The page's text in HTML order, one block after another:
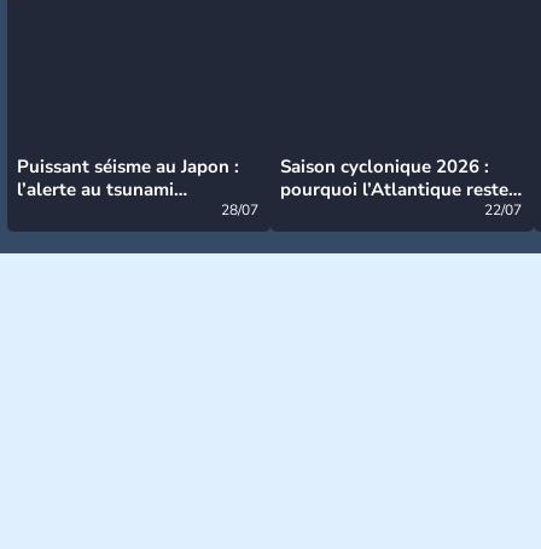
Puissant séisme au Japon :
l’alerte au tsunami
28/07
Saison cyclonique 2026 :
pourquoi l’Atlantique reste
22/07